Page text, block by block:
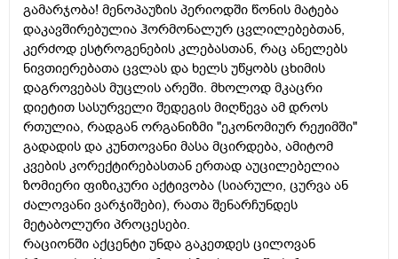
გამარჯობა! მენოპაუზის პერიოდში წონის მატება
დაკავშირებულია ჰორმონალურ ცვლილებებთან,
კერძოდ ესტროგენების კლებასთან, რაც ანელებს
ნივთიერებათა ცვლას და ხელს უწყობს ცხიმის
დაგროვებას მუცლის არეში. მხოლოდ მკაცრი
დიეტით სასურველი შედეგის მიღწევა ამ დროს
რთულია, რადგან ორგანიზმი "ეკონომიურ რეჟიმში"
გადადის და კუნთოვანი მასა მცირდება, ამიტომ
კვების კორექტირებასთან ერთად აუცილებელია
ზომიერი ფიზიკური აქტივობა (სიარული, ცურვა ან
ძალოვანი ვარჯიშები), რათა შენარჩუნდეს
მეტაბოლური პროცესები.
რაციონში აქცენტი უნდა გაკეთდეს ცილოვან